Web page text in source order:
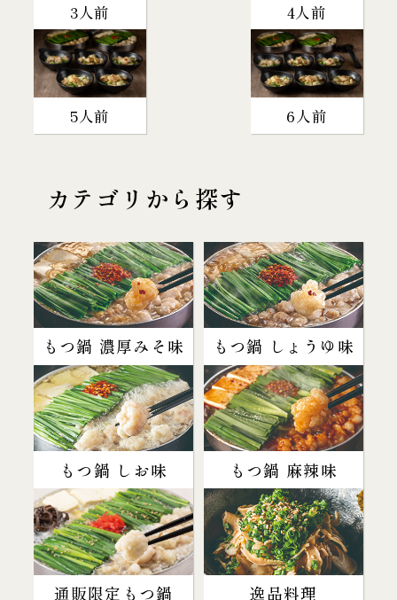
3人前 4人前
5人前 6人前
カテゴリから探す
もつ鍋 濃厚みそ味 もつ鍋 しょうゆ味
もつ鍋 しお味 もつ鍋 麻辣味
通販限定もつ鍋 逸品料理